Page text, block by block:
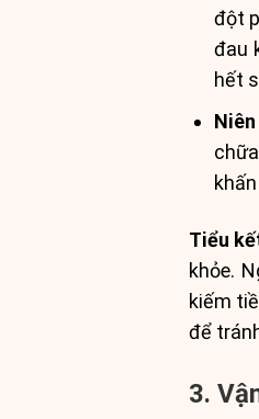
đột
đau
hết
Tiểu
khỏe.
kiếm
để
3.